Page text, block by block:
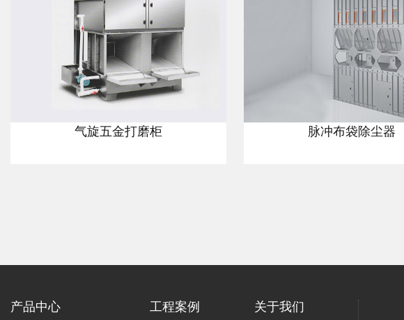
气旋五金打磨柜 脉冲布袋除尘器
产品中心 工程案例 关于我们